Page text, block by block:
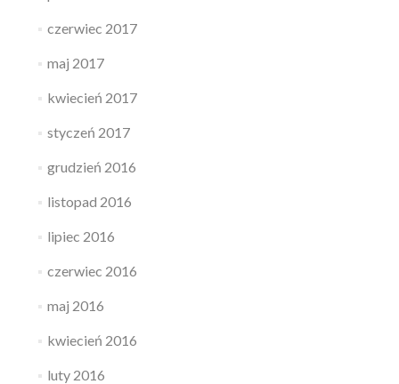
czerwiec 2017
maj 2017
kwiecień 2017
styczeń 2017
grudzień 2016
listopad 2016
lipiec 2016
czerwiec 2016
maj 2016
kwiecień 2016
luty 2016